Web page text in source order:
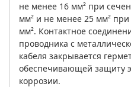
не менее 16 мм² при
мм² и не менее 25 мм²
мм². Контактное
проводника с
кабеля закрывается
обеспечивающей защиту
коррозии.